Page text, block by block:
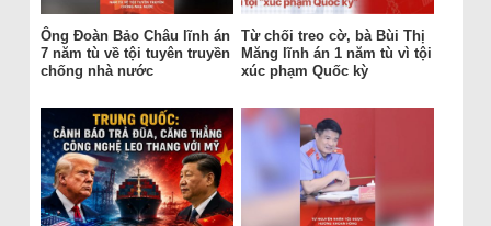
Ông Đoàn Bảo Châu lĩnh án
7 năm tù về tội tuyên truyền
chống nhà nước
Từ chối treo cờ, bà Bùi Thị
Măng lĩnh án 1 năm tù vì tội
xúc phạm Quốc kỳ